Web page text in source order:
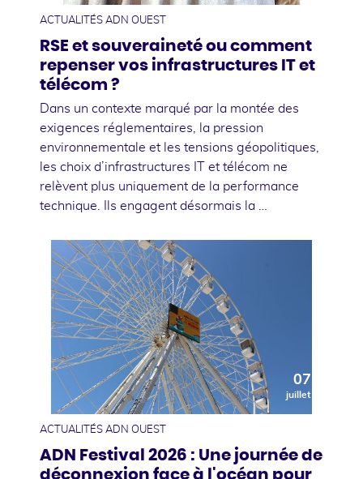
ACTUALITÉS ADN OUEST
RSE et souveraineté ou comment
repenser vos infrastructures IT et
télécom ?
Dans un contexte marqué par la montée des
exigences réglementaires, la pression
environnementale et les tensions géopolitiques,
les choix d’infrastructures IT et télécom ne
relèvent plus uniquement de la performance
technique. Ils engagent désormais la …
07
juillet
ACTUALITÉS ADN OUEST
ADN Festival 2026 : Une journée de
déconnexion face à l'océan pour